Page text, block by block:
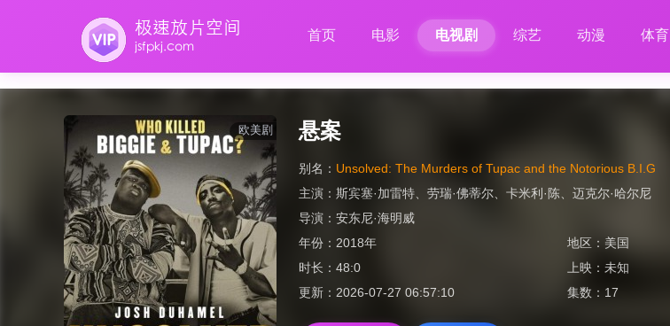
首页 电影 电视剧 综艺 动漫 体育
欧美剧 悬案
别名： Unsolved: The Murders of Tupac and the Notorious B.I.G
主演： 斯宾塞·加雷特 劳瑞·佛蒂尔 卡米利·陈
迈克尔·哈尔尼
导演： 安东尼·海明威
年份： 2018年 地区： 美国
时长： 48:0 上映：未知
更新： 2026-07-27 06:57:10 集数： 17